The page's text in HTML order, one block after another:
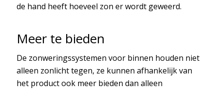
de hand heeft hoeveel zon er wordt geweerd.
Meer te bieden
De zonweringssystemen voor binnen houden niet
alleen zonlicht tegen, ze kunnen afhankelijk van
het product ook meer bieden dan alleen